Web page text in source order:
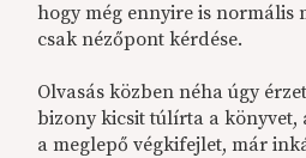
hogy még ennyire is normális
csak nézőpont kérdése.
Olvasás közben néha úgy
bizony kicsit túlírta a könyvet,
a meglepő végkifejlet, már